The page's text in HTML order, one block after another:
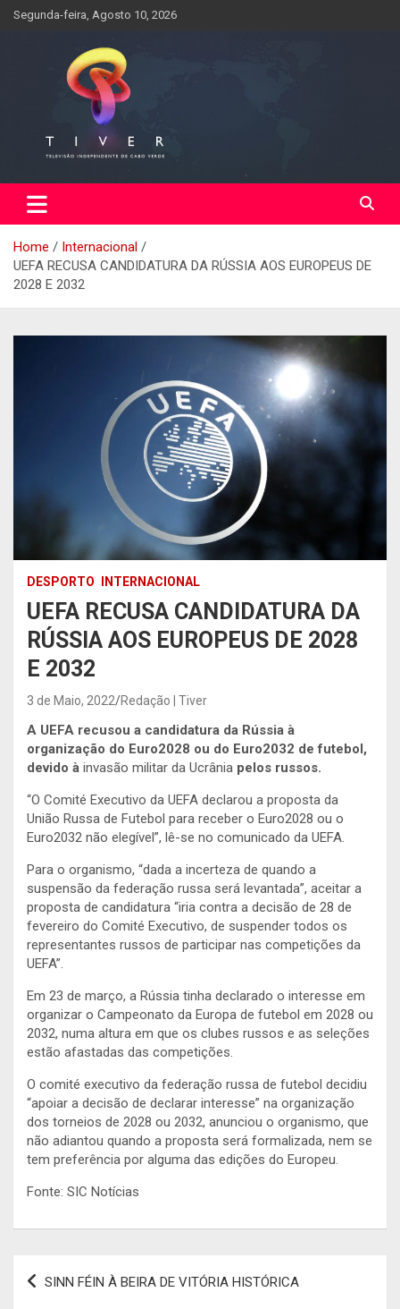
SkipSegunda-feira, Agosto 10, 2026
Home
Internacional
UEFA RECUSA CANDIDATURA DA RÚSSIA AOS EUROPEUS DE
2028 E 2032
DESPORTO INTERNACIONAL
UEFA RECUSA CANDIDATURA DA
RÚSSIA AOS EUROPEUS DE 2028
E 2032
3 de Maio, 2022 Redação | Tiver
A UEFA recusou a candidatura da Rússia à
organização do Euro2028 ou do Euro2032 de futebol,
devido à invasão militar da Ucrânia pelos russos.
“O Comité Executivo da UEFA declarou a proposta da
União Russa de Futebol para receber o Euro2028 ou o
Euro2032 não elegível”, lê-se no comunicado da UEFA.
Para o organismo, “dada a incerteza de quando a
suspensão da federação russa será levantada”, aceitar a
proposta de candidatura “iria contra a decisão de 28 de
fevereiro do Comité Executivo, de suspender todos os
representantes russos de participar nas competições da
UEFA”.
Em 23 de março, a Rússia tinha declarado o interesse em
organizar o Campeonato da Europa de futebol em 2028 ou
2032, numa altura em que os clubes russos e as seleções
estão afastadas das competições.
O comité executivo da federação russa de futebol decidiu
“apoiar a decisão de declarar interesse” na organização
dos torneios de 2028 ou 2032, anunciou o organismo, que
não adiantou quando a proposta será formalizada, nem se
tem preferência por alguma das edições do Europeu.
Fonte: SIC Notícias
Navegação
SINN FÉIN À BEIRA DE VITÓRIA HISTÓRICA